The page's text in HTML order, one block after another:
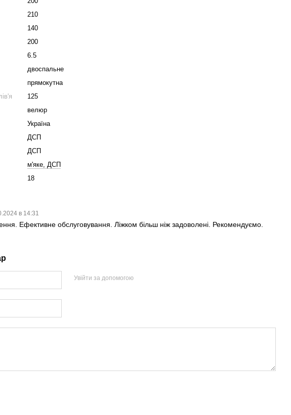
210
140
200
6.5
двоспальне
прямокутна
125
велюр
Україна
ДСП
ДСП
м'яке, ДСП
18
в 14:31
Ефективне обслуговування. Ліжком більш ніж задоволені. Рекомендуємо.
Увійти за допомогою